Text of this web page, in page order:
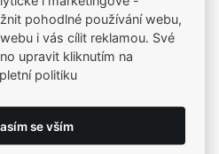
kvality
k vybraným šperkům
z našich 4 prodejen
pohodlné používání webu,
i vás cílit reklamou. Své
upravit kliknutím na
politiku
se vším